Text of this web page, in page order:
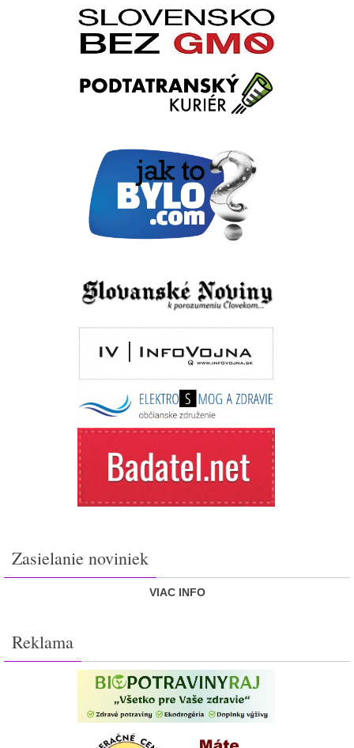
Zasielanie noviniek
VIAC INFO
Reklama